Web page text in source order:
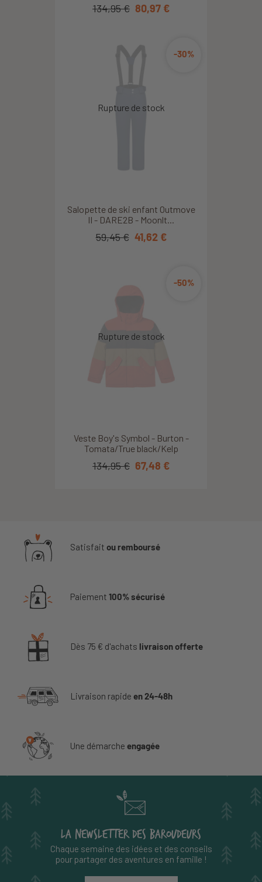
134,95 € 80,97 €
Salopette de ski enfant Outmove
II - DARE2B - Moonlt...
-30%
59,45 € 41,62 €
Veste Boy's Symbol - Burton -
Tomata/True black/Kelp
-50%
134,95 € 67,48 €
Satisfait ou remboursé
Paiement 100% sécurisé
Dès 75 € d'achats livraison offerte
Livraison rapide en 24-48h
Une démarche engagée
LA NEWSLETTER DES BAROUDEURS
Chaque semaine des idées et des conseils
pour partager des aventures en famille !